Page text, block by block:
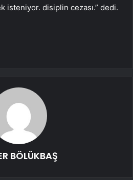
isteniyor. disiplin cezası.” dedi.
BÖLÜKBAŞ